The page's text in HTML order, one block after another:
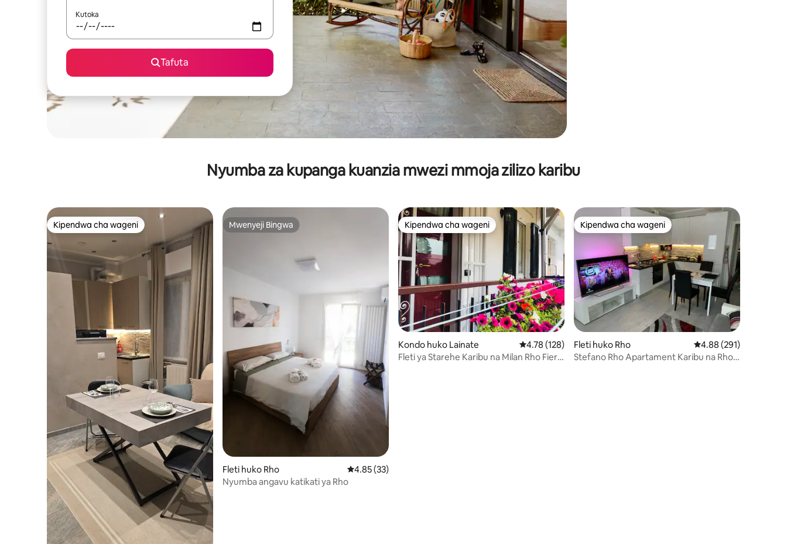
Kutoka
Tafuta
Nyumba za kupanga kuanzia mwezi mmoja zilizo karibu
Kipendwa cha wageni
Kipendwa cha wageni Mwenyeji Bingwa
Mwenyeji Bingwa
Fleti huko Rho Ukadiriaji wa wastani wa 4.85 kati ya 5, tathmini 33
4.85 (33)
Nyumba angavu katikati ya Rho
Kipendwa cha wageni
Kipendwa cha wageni
Kondo huko Lainate Ukadiriaji wa wastani wa 4.78 kati ya 5, tathmini 128
4.78 (128)
Fleti ya Starehe Karibu na Milan Rho Fiera
Kipendwa cha wageni
Kipendwa cha wageni
Fleti huko Rho Ukadiriaji wa wastani
4.88 (291)
Stefano Rho Apartament Karibu na Rho-